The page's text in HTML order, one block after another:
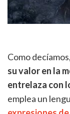
Como decíamos,
su valor en la
entrelaza con
emplea un